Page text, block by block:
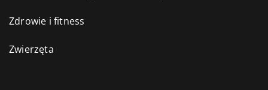
Zdrowie i fitness
Zwierzęta